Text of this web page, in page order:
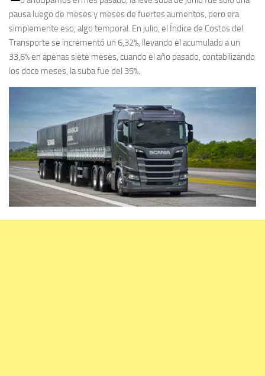
pausa luego de meses y meses de fuertes aumentos, pero era
simplemente eso, algo temporal. En julio, el Índice de Costos del
Transporte se incrementó un 6,32%, llevando el acumulado a un
33,6% en apenas siete meses, cuando el año pasado, contabilizando
los doce meses, la suba fue del 35%.